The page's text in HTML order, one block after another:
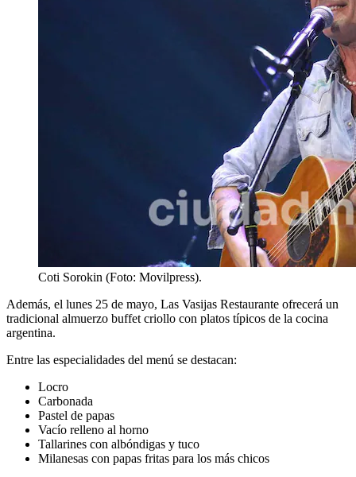
Coti Sorokin (Foto: Movilpress).
Además, el lunes 25 de mayo, Las Vasijas Restaurante ofrecerá un
tradicional almuerzo buffet criollo con platos típicos de la cocina
argentina.
Entre las especialidades del menú se destacan:
Locro
Carbonada
Pastel de papas
Vacío relleno al horno
Tallarines con albóndigas y tuco
Milanesas con papas fritas para los más chicos